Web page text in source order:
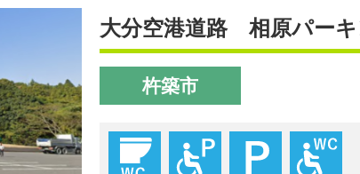
大分空港道路 相原パー
杵築市